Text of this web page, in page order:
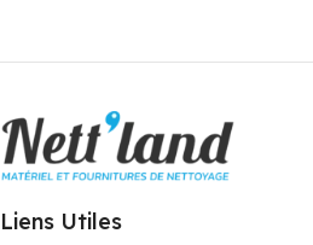
Liens Utiles